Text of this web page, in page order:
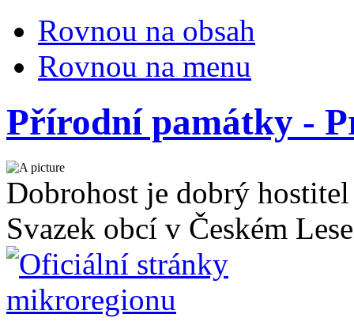
Rovnou na obsah
Rovnou na menu
Přírodní památky -
Dobrohost je dobrý hostitel
Svazek obcí v Českém Lese